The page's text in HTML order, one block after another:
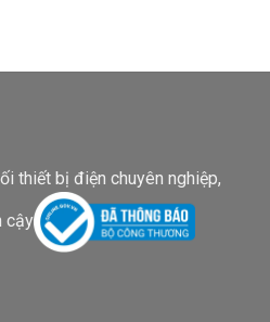
thiết bị điện chuyên nghiệp,
cậy